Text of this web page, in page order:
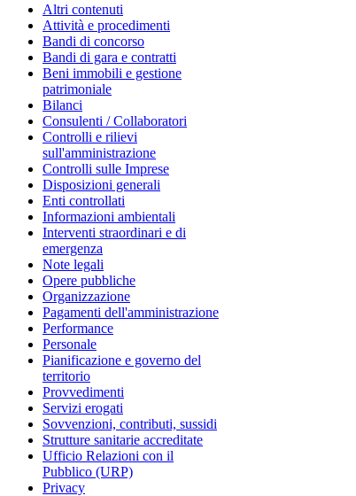
Altri contenuti
Attività e procedimenti
Bandi di concorso
Bandi di gara e contratti
Beni immobili e gestione
patrimoniale
Bilanci
Consulenti / Collaboratori
Controlli e rilievi
sull'amministrazione
Controlli sulle Imprese
Disposizioni generali
Enti controllati
Informazioni ambientali
Interventi straordinari e di
emergenza
Note legali
Opere pubbliche
Organizzazione
Pagamenti dell'amministrazione
Performance
Personale
Pianificazione e governo del
territorio
Provvedimenti
Servizi erogati
Sovvenzioni, contributi, sussidi
Strutture sanitarie accreditate
Ufficio Relazioni con il
Pubblico (URP)
Privacy